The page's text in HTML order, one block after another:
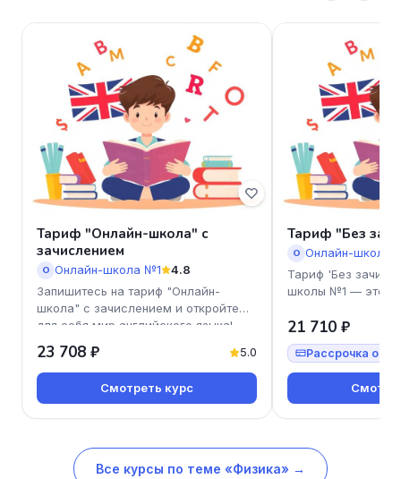
Тариф "Онлайн-школа" с
зачислением
О Онлайн-школа №1
4.8
Запишитесь на тариф "Онлайн-
школа" с зачислением и откройте
для себя мир английского языка!
23 708 ₽ 5.0
Смотреть курс
Тариф "Без
О Онлайн-школа
Тариф 'Без
школы №1 — это
без лишних
21 710 ₽
Рассрочка от
Все курсы по теме «Физика» →